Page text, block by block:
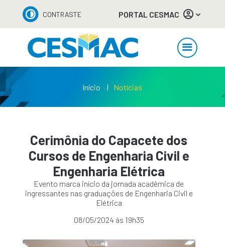
CONTRASTE PORTAL CESMAC
Início Notícias
Cerimônia do Capacete dos
Cursos de Engenharia Civil e
Engenharia Elétrica
Evento marca início da jornada acadêmica de
ingressantes nas graduações de Engenharia Civil e
Elétrica
08/05/2024 às 19h35